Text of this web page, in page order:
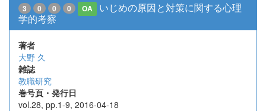
3 0 0 0 OA
いじめの原因と対策に関する心理
学的考察
著者
大野 久
雑誌
教職研究
巻号頁・発行日
vol.28, pp.1-9, 2016-04-18